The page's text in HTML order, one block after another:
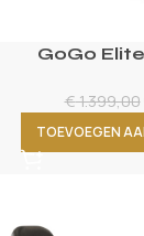
GoGo
€1.399,00
TOEVOEGEN